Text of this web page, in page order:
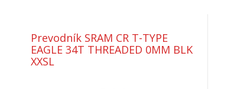
Prevodník SRAM CR T-TYPE
EAGLE 34T THREADED 0MM BLK
XXSL